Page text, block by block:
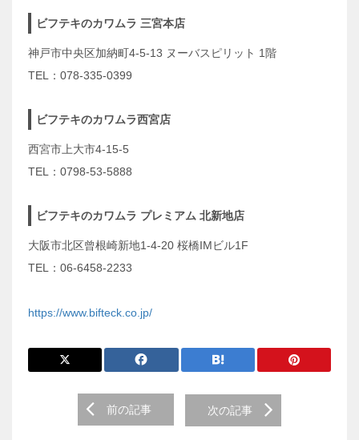
ビフテキのカワムラ 三宮本店
神戸市中央区加納町4-5-13 ヌーバスピリット 1階
TEL：078-335-0399
ビフテキのカワムラ西宮店
西宮市上大市4-15-5
TEL：0798-53-5888
ビフテキのカワムラ プレミアム 北新地店
大阪市北区曾根崎新地1-4-20 桜橋IMビル1F
TEL：06-6458-2233
https://www.bifteck.co.jp/
前の記事 次の記事